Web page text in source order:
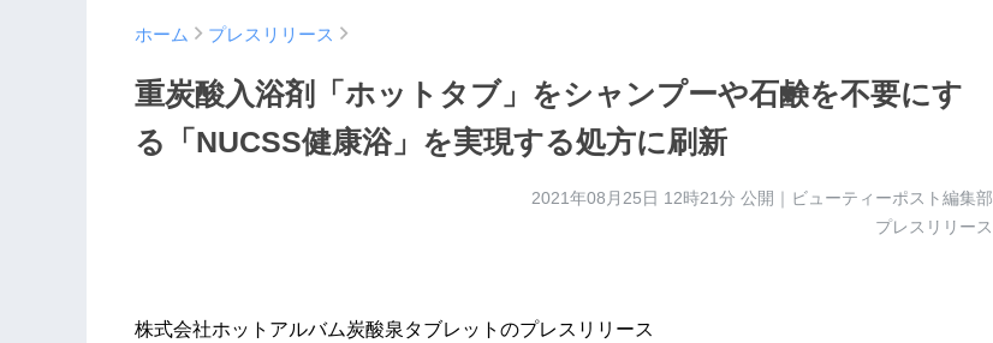
ホーム プレスリリース
重炭酸入浴剤「ホットタブ」をシャンプーや石鹸を不要にす
る「NUCSS健康浴」を実現する処方に刷新
2021年08月25日 12時21分 公開｜ビューティーポスト編集部
プレスリリース
株式会社ホットアルバム炭酸泉タブレットのプレスリリース